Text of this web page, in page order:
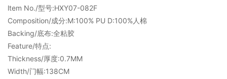
ltem No./型号:HXY07-082F
Composition/成分:M:100% PU D:100%人棉
Backing/底布:全粘胶
Feature/特点:
Thickness/厚度:0.7MM
Width/门幅:138CM